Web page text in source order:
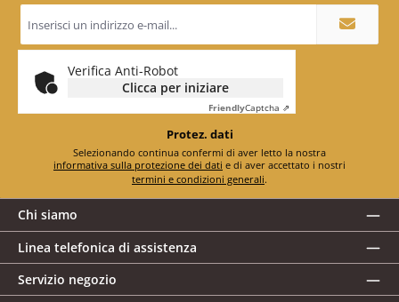
e-
mail
*
Verifica Anti-Robot
Clicca per iniziare
FriendlyCaptcha ⇗
Protez. dati
informativa sulla protezione dei dati
termini e condizioni generali.
Chi siamo
Linea telefonica di assistenza
Servizio negozio